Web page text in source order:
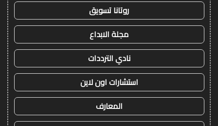
روتانا تسويق
مجلة الابداع
نادي الترددات
استشارات اون لاين
المعارف